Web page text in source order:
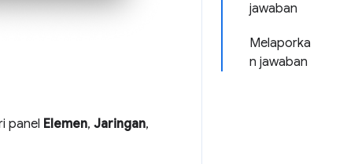
jawaban
Melaporka
n jawaban
panel Elemen, Jaringan,